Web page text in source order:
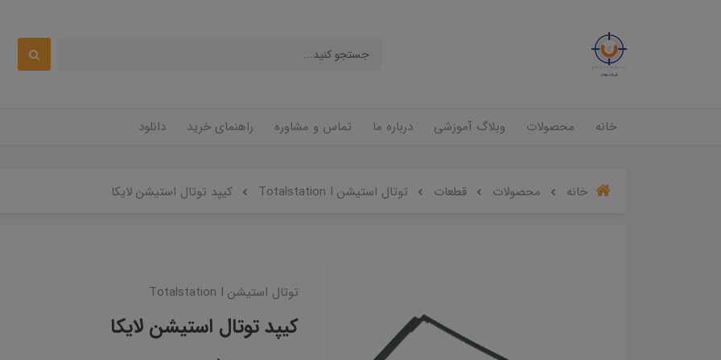
خانه محصولات وبلاگ آموزشی درباره ما تماس و مشاوره راهنمای خرید دانلود
خانه محصولات قطعات توتال استیشن Totalstation I کیپد توتال استیشن لایکا
توتال استیشن Totalstation I
کیپد توتال استیشن لایکا